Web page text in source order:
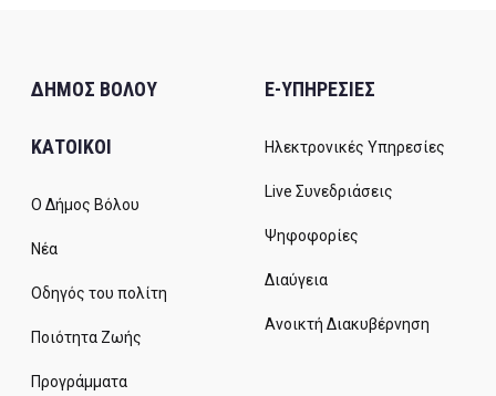
ΔΗΜΟΣ ΒΟΛΟΥ
ΚΑΤΟΙΚΟΙ
Ο Δήμος Βόλου
Νέα
Οδηγός του πολίτη
Ποιότητα Ζωής
Προγράμματα
E-ΥΠΗΡΕΣΙΕΣ
Ηλεκτρονικές Υπηρεσίες
Live Συνεδριάσεις
Ψηφοφορίες
Διαύγεια
Ανοικτή Διακυβέρνηση